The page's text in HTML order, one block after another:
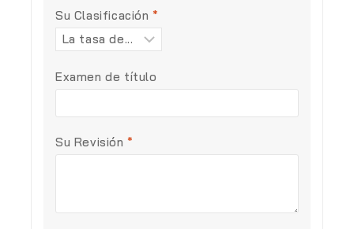
Su Clasificación*
Examen de título
Su Revisión*